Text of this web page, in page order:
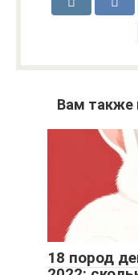
Вам также
18 пород